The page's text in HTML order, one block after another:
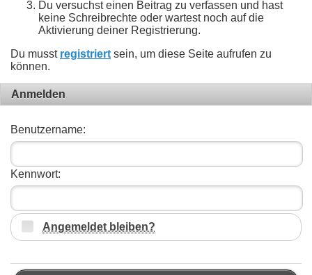
Du versuchst einen Beitrag zu verfassen und hast
keine Schreibrechte oder wartest noch auf die
Aktivierung deiner Registrierung.
Du musst registriert sein, um diese Seite aufrufen zu
können.
Anmelden
Benutzername:
Kennwort:
Angemeldet bleiben?